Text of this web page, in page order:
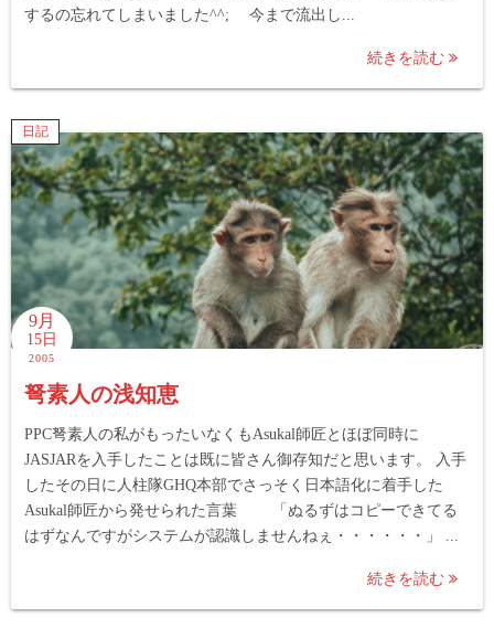
するの忘れてしまいました^^; 今まで流出し...
続きを読む
日記
9月
15日
2005
弩素人の浅知恵
PPC弩素人の私がもったいなくもAsukal師匠とほぼ同時に
JASJARを入手したことは既に皆さん御存知だと思います。 入手
したその日に人柱隊GHQ本部でさっそく日本語化に着手した
Asukal師匠から発せられた言葉 「ぬるずはコピーできてる
はずなんですがシステムが認識しませんねぇ・・・・・・」 ...
続きを読む